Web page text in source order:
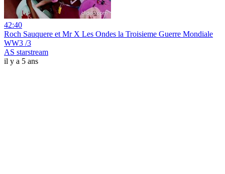
42:40
Roch Sauquere et Mr X Les Ondes la Troisieme Guerre Mondiale
WW3 /3
AS starstream
il y a 5 ans